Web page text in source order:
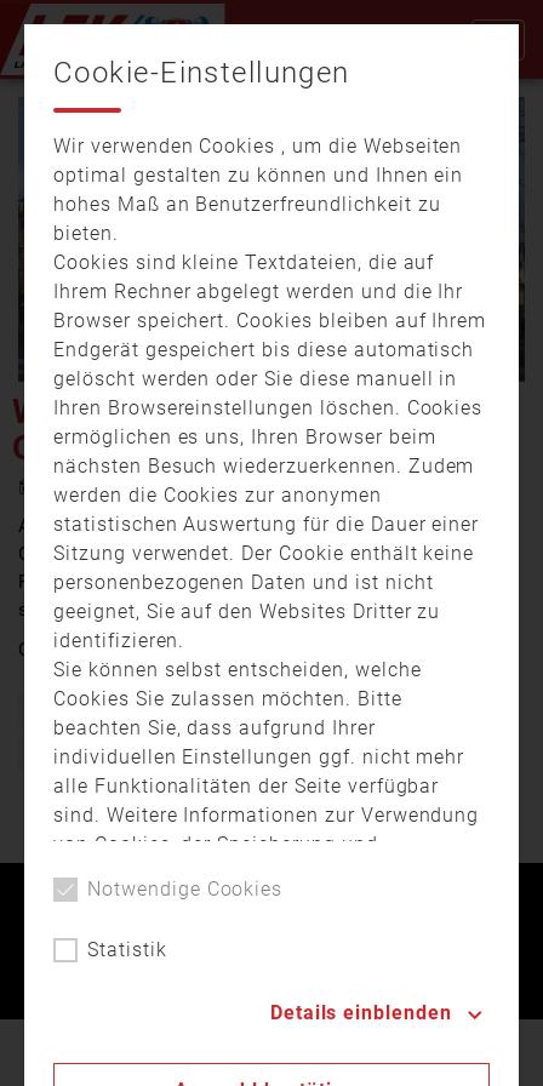
Video
WÜRZBURG: BAND IN EINEM
OBDACHLOSENHEIM
2. März 2020 18:25
Am Sonntag (1. März) ist im obersten Stockwerk einer
Obdachlosenunterkunft in der Würzburger Zellerau ein
Feuer ausgebrochen. Beim Eintreffen der Feuerwehr
stand eine Wohnung bereits in Vollbrand.
Quelle:TV Mainfranken
Bayern Brand Einsatz Feuerwehr
Freiwillige Feuerwehr Würzburg
Cookie-Einstellungen
Wir verwenden Cookies , um die Webseiten
optimal gestalten zu können und Ihnen ein
hohes Maß an Benutzerfreundlichkeit zu
bieten.
Cookies sind kleine Textdateien, die auf
Ihrem Rechner abgelegt werden und die Ihr
Browser speichert. Cookies bleiben auf Ihrem
Endgerät gespeichert bis diese automatisch
gelöscht werden oder Sie diese manuell in
Ihren Browsereinstellungen löschen. Cookies
ermöglichen es uns, Ihren Browser beim
nächsten Besuch wiederzuerkennen. Zudem
werden die Cookies zur anonymen
statistischen Auswertung für die Dauer einer
Sitzung verwendet. Der Cookie enthält keine
personenbezogenen Daten und ist nicht
geeignet, Sie auf den Websites Dritter zu
identifizieren.
Sie können selbst entscheiden, welche
Cookies Sie zulassen möchten. Bitte
beachten Sie, dass aufgrund Ihrer
individuellen Einstellungen ggf. nicht mehr
alle Funktionalitäten der Seite verfügbar
sind. Weitere Informationen zur Verwendung
von Cookies, der Speicherung und
Verarbeitung personenbezogener Daten
finden Sie in unsererDatenschutzerklärung
Notwendige Cookies
Statistik
Details einblenden
Datenschutzerklärung